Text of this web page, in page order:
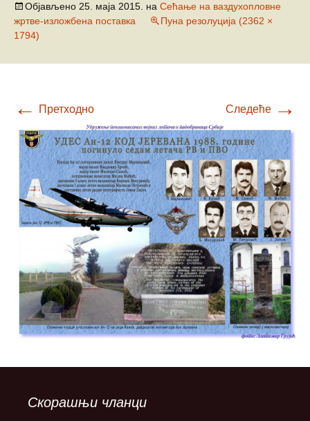
Објављено 25. маја 2015. на Сећање на ваздухопловне
жртве-изложбена поставка
Пуна резолуција (2362 ×
1794)
← Претходно Следеће →
Скорашњи чланци